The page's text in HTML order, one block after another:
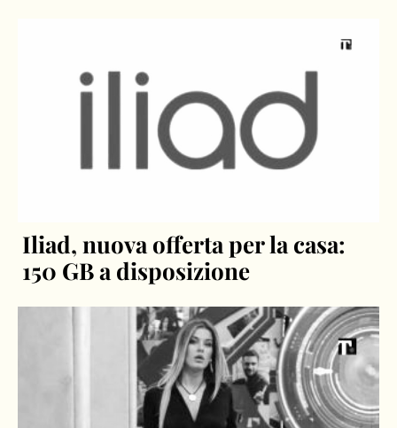
Iliad, nuova offerta per la casa:
150 GB a disposizione